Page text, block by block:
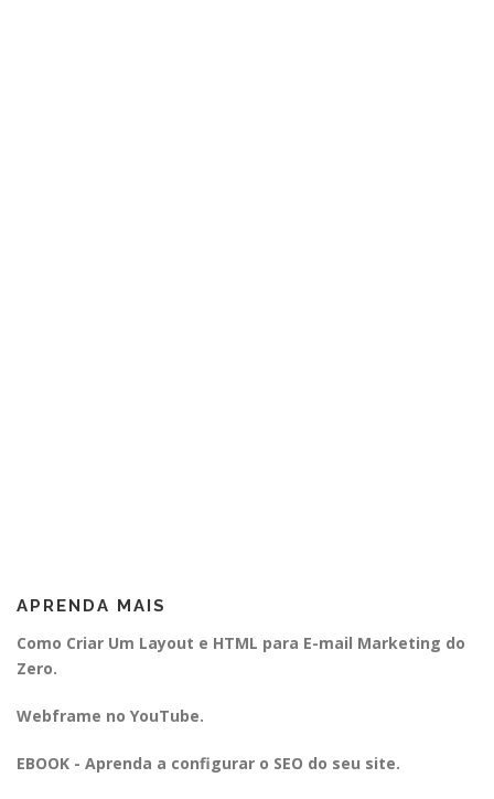
APRENDA MAIS
Como Criar Um Layout e HTML para E-mail Marketing do
Zero.
Webframe no YouTube.
EBOOK - Aprenda a configurar o SEO do seu site.